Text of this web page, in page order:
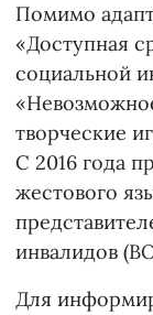
Помимо
«Доступная
социальной
творческие
С 2016 года
жестового
инвалидов
Для